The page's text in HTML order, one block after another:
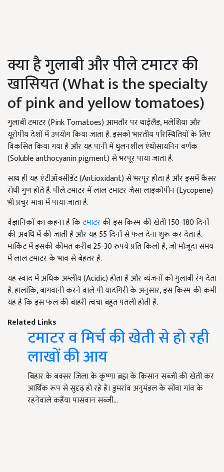
क्या है गुलाबी और पीले टमाटर की
खासियत (What is the specialty
of pink and yellow tomatoes)
गुलाबी टमाटर (Pink Tomatoes) आमतौर पर थाईलैंड, मलेशिया और
यूरोपीय देशों में उपयोग किया जाता है. इसको भारतीय परिस्थितियों के लिए
विकसित किया गया है और यह पानी में घुलनशील एंथोसायनिन वर्णक
(Soluble anthocyanin pigment) से भरपूर पाया जाता है.
साथ ही यह एंटीऑक्सीडेंट (Antioxidant) से भरपूर होता है और इसमें कैंसर
रोधी गुण होते हैं. पीले टमाटर में लाल टमाटर जैसा लाइकोपीन (Lycopene)
भी प्रचुर मात्रा में पाया जाता है.
वैज्ञानिकों का कहना है किटमाटरकी इस किस्म की खेती 150-180 दिनों
की अवधि में की जाती है और यह 55 दिनों से फल देना शुरू कर देता है.
मार्किट में इसकी कीमत करीब 25-30 रुपये प्रति किलो है, जो मौजूदा समय
में लाल टमाटर के भाव से बेहतर है.
यह स्वाद में अधिक अम्लीय (Acidic) होता है और व्यंजनों को गुलाबी रंग देता
है. हालांकि, बागवानी करने वाले पी यादगिरी के अनुसार, इस किस्म की कमी
यह है कि इस फल की बाहरी त्वचा बहुत पतली होती है.
Related Links
टमाटर व मिर्च की खेती से हो रही
लाखों की आय
बिहार के बक्सर जिला के कृष्णा ब्रह्म के किसान सब्जी की खेती कर
आर्थिक रूप से सुदृढ़ हो रहे है। डुमरांव अनुमंडल के सोंवा गांव के
रहनेवाले कहैंया पासवान सब्जी…